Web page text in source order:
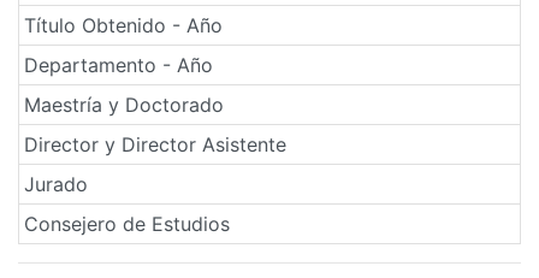
Título Obtenido - Año
Departamento - Año
Maestría y Doctorado
Director y Director Asistente
Jurado
Consejero de Estudios